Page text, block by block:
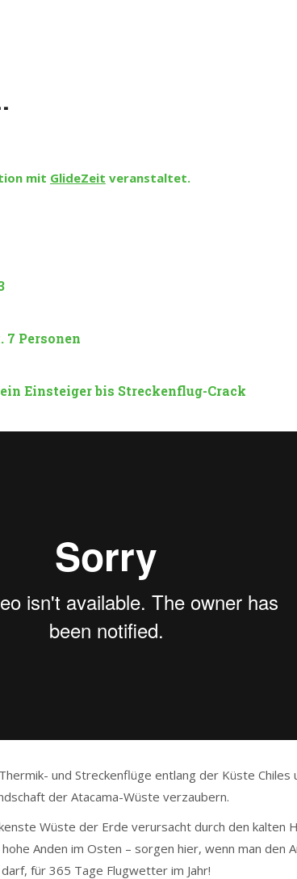
mit GlideZeit veranstaltet.
7 Personen
Einsteiger bis Streckenflug-Crack
und Streckenflüge entlang der Küste Chiles
der Atacama-Wüste verzaubern.
Wüste der Erde verursacht durch den kalten
Anden im Osten – sorgen hier, wenn man den
für 365 Tage Flugwetter im Jahr!